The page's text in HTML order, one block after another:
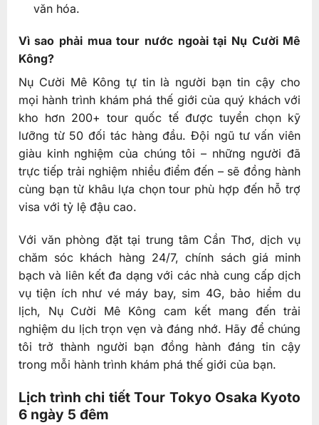
văn hóa.
Vì sao phải mua tour nước ngoài tại Nụ Cười Mê
Kông?
Nụ Cười Mê Kông tự tin là người bạn tin cậy cho
mọi hành trình khám phá thế giới của quý khách với
kho hơn 200+ tour quốc tế được tuyển chọn kỹ
lưỡng từ 50 đối tác hàng đầu. Đội ngũ tư vấn viên
giàu kinh nghiệm của chúng tôi – những người đã
trực tiếp trải nghiệm nhiều điểm đến – sẽ đồng hành
cùng bạn từ khâu lựa chọn tour phù hợp đến hỗ trợ
visa với tỷ lệ đậu cao.
Với văn phòng đặt tại trung tâm Cần Thơ, dịch vụ
chăm sóc khách hàng 24/7, chính sách giá minh
bạch và liên kết đa dạng với các nhà cung cấp dịch
vụ tiện ích như vé máy bay, sim 4G, bảo hiểm du
lịch, Nụ Cười Mê Kông cam kết mang đến trải
nghiệm du lịch trọn vẹn và đáng nhớ. Hãy để chúng
tôi trở thành người bạn đồng hành đáng tin cậy
trong mỗi hành trình khám phá thế giới của bạn.
Lịch trình chi tiết Tour Tokyo Osaka Kyoto
6 ngày 5 đêm